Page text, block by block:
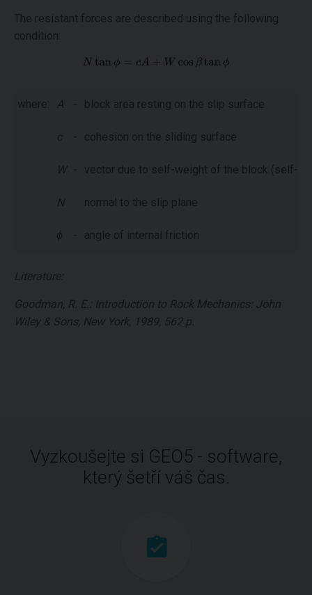
The resistant forces are described using the following
condition:
where: A - block area resting on the slip surface
c - cohesion on the sliding surface
W - vector due to self-weight of the block (self-
N normal to the slip plane
ϕ - angle of internal friction
Literature:
Goodman, R. E.: Introduction to Rock Mechanics: John
Wiley & Sons, New York, 1989, 562 p.
Vyzkoušejte si GEO5 - software,
který šetří váš čas.